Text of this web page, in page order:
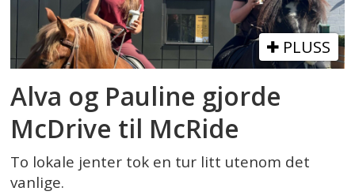
PLUSS
Alva og Pauline gjorde
McDrive til McRide
To lokale jenter tok en tur litt utenom det
vanlige.